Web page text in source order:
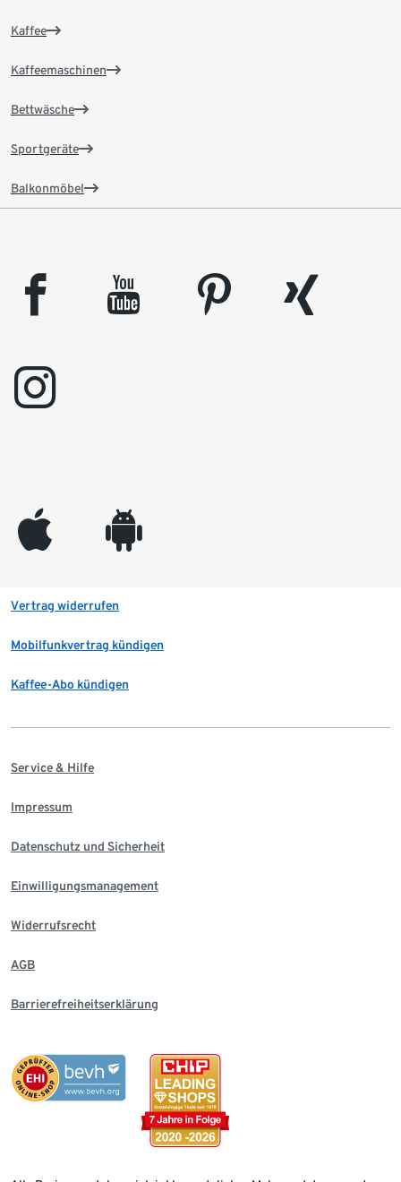
Kaffee
Kaffeemaschinen
Bettwäsche
Sportgeräte
Balkonmöbel
facebook youtube pinterest
xing
instagram
appleinc android
Vertrag widerrufen
Mobilfunkvertrag kündigen
Kaffee-Abo kündigen
Service & Hilfe
Impressum
Datenschutz und Sicherheit
Einwilligungsmanagement
Widerrufsrecht
AGB
Barrierefreiheitserklärung